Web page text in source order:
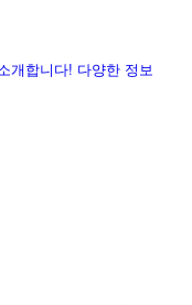
개합니다! 다양한 정보